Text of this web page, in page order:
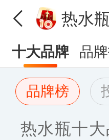
热水
十大品牌 品
品牌榜
热水瓶十